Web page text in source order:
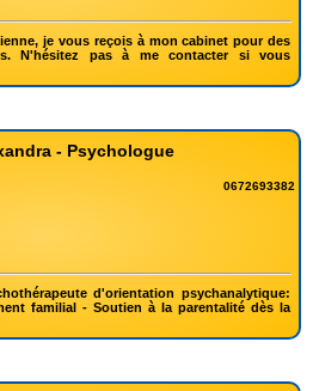
je vous reçois à mon cabinet pour des
N'hésitez pas à me contacter si vous
- Psychologue
0672693382
d'orientation psychanalytique:
familial - Soutien à la parentalité dès la